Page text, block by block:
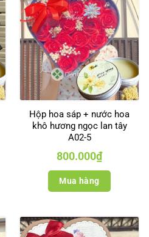
Hộp hoa sáp + nước hoa
khô hương ngọc lan tây
A02-5
800.000₫
Mua hàng